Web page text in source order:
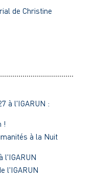
de Christine
à l'IGARUN :
!
à la Nuit
l'IGARUN
l'IGARUN